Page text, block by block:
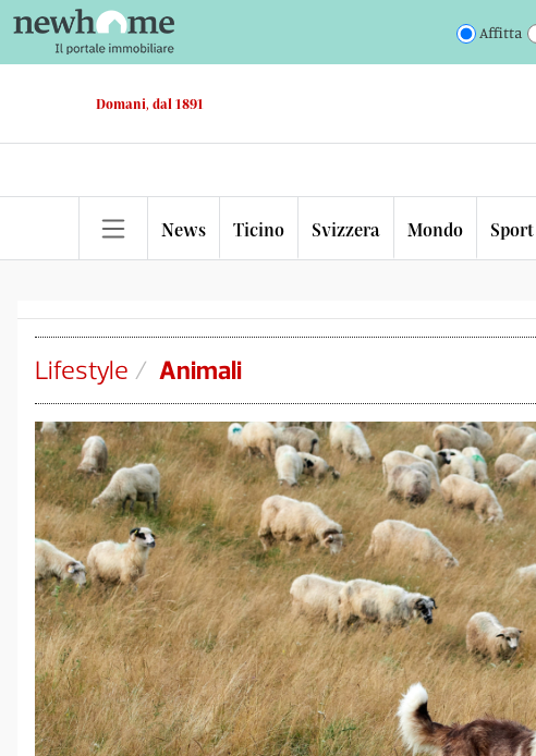
Affitta
Domani, dal 1891
News Ticino Svizzera Mondo Sport
Lifestyle / Animali